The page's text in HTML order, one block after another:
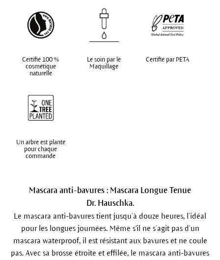
Mascara anti-bavures : Mascara Longue Tenue
Dr. Hauschka.
Le mascara anti-bavures tient jusqu’à douze heures, l’idéal
pour les longues journées. Même s'il ne s’agit pas d’un
mascara waterproof, il est résistant aux bavures et ne coule
pas. Avec sa brosse étroite et effilée, le mascara anti-bavures
Certifié 100 %
cosmétique
naturelle
Le soin par le
Maquillage
Certifié par PETA
Un arbre est planté
pour chaque
commande